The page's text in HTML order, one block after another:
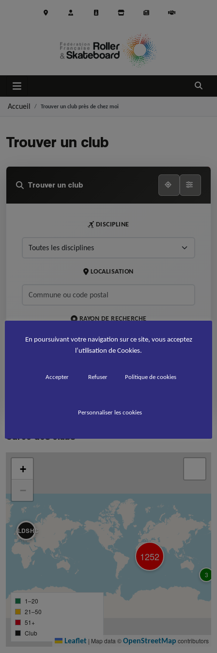
Ouvrir
Accueil Trouver un club près de chez moi
Trouver un club
Trouver un club
DISCIPLINE
LOCALISATION
RAYON DE RECHERCHE
km
Carte des clubs
LDSHC
1252
3
+
−
1–20
21–50
51+
Club
Leaflet | Map data ©OpenStreetMap contributors
En poursuivant votre navigation sur ce site, vous acceptez
l’utilisation de Cookies.
Accepter Refuser Politique de cookies
Personnaliser les cookies